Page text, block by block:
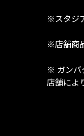
※スタジ
※店舗商
※ ガンバ
店舗によ